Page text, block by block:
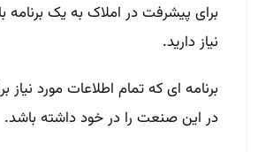
برای پیشرفت در املاک به یک برنامه
نیاز دارید.
برنامه ­ای که تمام اطلاعات مورد
در این صنعت را در خود داشته باشد.